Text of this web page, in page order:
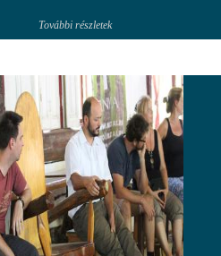
További részletek